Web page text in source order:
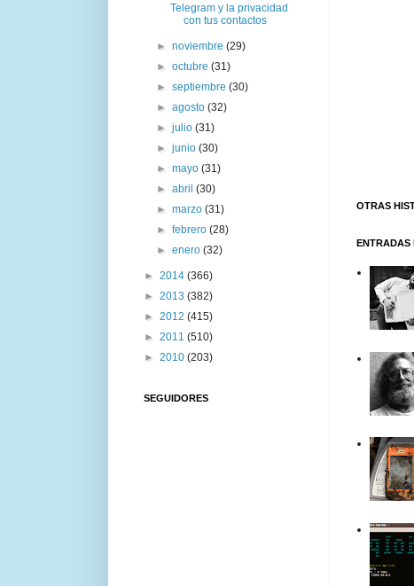
OTRAS
ENTRADAS
Telegram y la privacidad
con tus contactos
►noviembre(29)
►octubre(31)
►septiembre(30)
►agosto(32)
►julio(31)
►junio(30)
►mayo(31)
►abril(30)
►marzo(31)
►febrero(28)
►enero(32)
► 2014 (366)
► 2013 (382)
► 2012 (415)
► 2011 (510)
► 2010 (203)
SEGUIDORES